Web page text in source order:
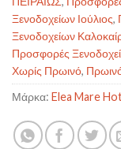
Ξενοδοχείων Ιούλιος,
Ξενοδοχείων
Προσφορές
Χωρίς Πρωινό,
Μάρκα: Elea Mare